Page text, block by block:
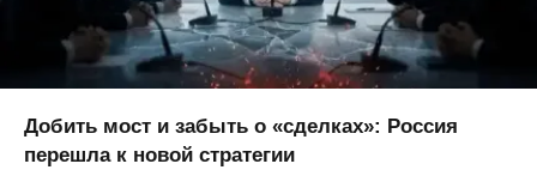
Добить мост и забыть о «сделках»: Россия
перешла к новой стратегии